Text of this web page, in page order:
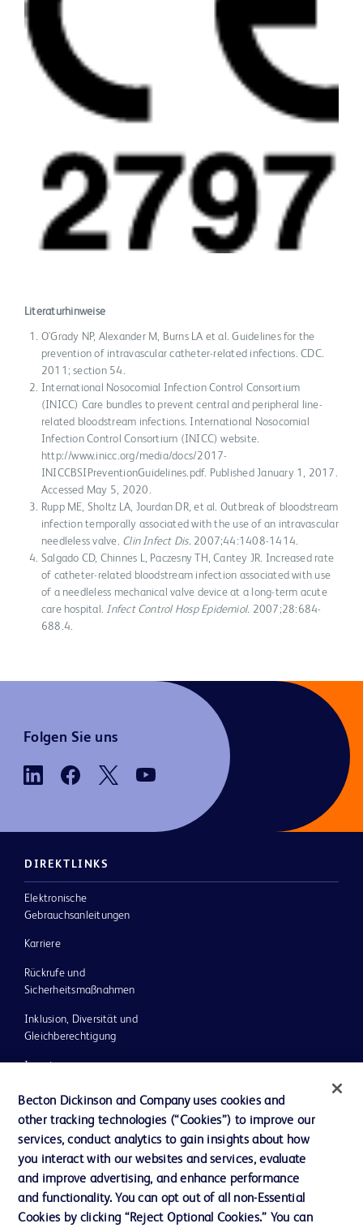
Literaturhinweise
O'Grady NP, Alexander M, Burns LA et al. Guidelines for the
prevention of intravascular catheter-related infections. CDC.
2011; section 54.
International Nosocomial Infection Control Consortium
(INICC) Care bundles to prevent central and peripheral line-
related bloodstream infections. International Nosocomial
Infection Control Consortium (INICC) website.
http://www.inicc.org/media/docs/2017-
INICCBSIPreventionGuidelines.pdf. Published January 1, 2017.
Accessed May 5, 2020.
Rupp ME, Sholtz LA, Jourdan DR, et al. Outbreak of bloodstream
infection temporally associated with the use of an intravascular
needleless valve. Clin Infect Dis. 2007;44:1408-1414.
Salgado CD, Chinnes L, Paczesny TH, Cantey JR. Increased rate
of catheter-related bloodstream infection associated with use
of a needleless mechanical valve device at a long-term acute
care hospital.
Infect Control Hosp Epidemiol. 2007;28:684-
688.4.
Folgen Sie uns
DIREKTLINKS
Elektronische
Gebrauchsanleitungen
Karriere
Rückrufe und
Sicherheitsmaßnahmen
Inklusion, Diversität und
Gleichberechtigung
Investoren
Ethik und Compliance
Impressum
Neuigkeiten, Medien und Blogs
Support
Unser Unternehmen
Becton Dickinson and Company uses cookies and
other tracking technologies (“Cookies”) to improve our
services, conduct analytics to gain insights about how
you interact with our websites and services, evaluate
and improve advertising, and enhance performance
and functionality. You can opt out of all non-Essential
Cookies by clicking “Reject Optional Cookies.” You can